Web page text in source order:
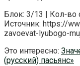
Блок: 3/13 | Кол-во
Источник: https://
zavoevat-lyubogo-
Это интересно:
(русский) пасьянс»